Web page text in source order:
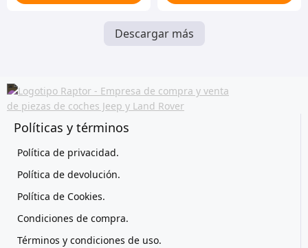
Descargar más
Políticas y términos
Política de privacidad.
Política de devolución.
Política de Cookies.
Condiciones de compra.
Términos y condiciones de uso.